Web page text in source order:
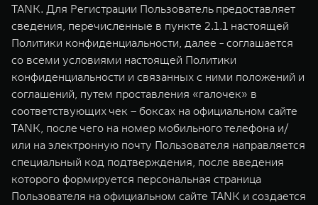
TANK. Для Регистрации Пользователь предоставляет
сведения, перечисленные в пункте 2.1.1 настоящей
Политики конфиденциальности, далее - соглашается
со всеми условиями настоящей Политики
конфиденциальности и связанных с ними положений и
соглашений, путем проставления «галочек» в
соответствующих чек – боксах на официальном сайте
TANK, после чего на номер мобильного телефона и/
или на электронную почту Пользователя направляется
специальный код подтверждения, после введения
которого формируется персональная страница
Пользователя на официальном сайте TANK и создается